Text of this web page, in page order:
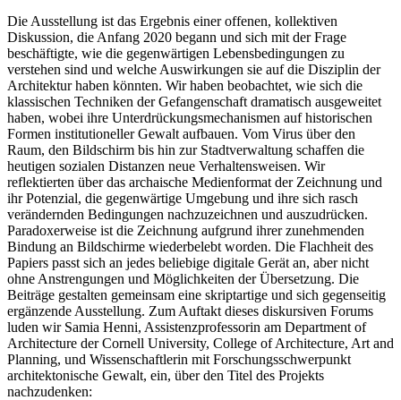
Die Ausstellung ist das Ergebnis einer offenen, kollektiven
Diskussion, die Anfang 2020 begann und sich mit der Frage
beschäftigte, wie die gegenwärtigen Lebensbedingungen zu
verstehen sind und welche Auswirkungen sie auf die Disziplin der
Architektur haben könnten. Wir haben beobachtet, wie sich die
klassischen Techniken der Gefangenschaft dramatisch ausgeweitet
haben, wobei ihre Unterdrückungsmechanismen auf historischen
Formen institutioneller Gewalt aufbauen. Vom Virus über den
Raum, den Bildschirm bis hin zur Stadtverwaltung schaffen die
heutigen sozialen Distanzen neue Verhaltensweisen. Wir
reflektierten über das archaische Medienformat der Zeichnung und
ihr Potenzial, die gegenwärtige Umgebung und ihre sich rasch
verändernden Bedingungen nachzuzeichnen und auszudrücken.
Paradoxerweise ist die Zeichnung aufgrund ihrer zunehmenden
Bindung an Bildschirme wiederbelebt worden. Die Flachheit des
Papiers passt sich an jedes beliebige digitale Gerät an, aber nicht
ohne Anstrengungen und Möglichkeiten der Übersetzung. Die
Beiträge gestalten gemeinsam eine skriptartige und sich gegenseitig
ergänzende Ausstellung. Zum Auftakt dieses diskursiven Forums
luden wir Samia Henni, Assistenzprofessorin am Department of
Architecture der Cornell University, College of Architecture, Art and
Planning, und Wissenschaftlerin mit Forschungsschwerpunkt
architektonische Gewalt, ein, über den Titel des Projekts
nachzudenken: